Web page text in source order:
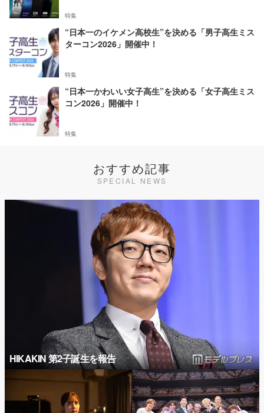
特集
“日本一のイケメン高校生”を決める「男子高生ミス
ターコン2026」開催中！
特集
“日本一かわいい女子高生”を決める「女子高生ミス
コン2026」開催中！
特集
おすすめ記事
SPECIAL NEWS
HIKAKIN 第2子誕生を報告